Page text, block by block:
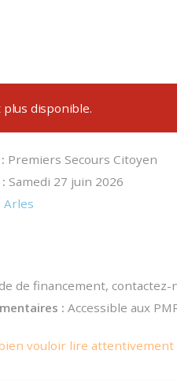
disponible.
Premiers Secours Citoyen
Samedi 27 juin 2026
Arles
de financement, contactez-
: Accessible aux
vouloir lire attentivement